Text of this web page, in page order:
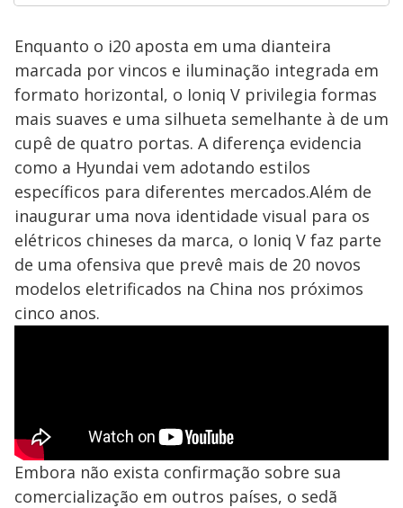
Enquanto o i20 aposta em uma dianteira
marcada por vincos e iluminação integrada em
formato horizontal, o Ioniq V privilegia formas
mais suaves e uma silhueta semelhante à de um
cupê de quatro portas. A diferença evidencia
como a Hyundai vem adotando estilos
específicos para diferentes mercados.Além de
inaugurar uma nova identidade visual para os
elétricos chineses da marca, o Ioniq V faz parte
de uma ofensiva que prevê mais de 20 novos
modelos eletrificados na China nos próximos
cinco anos.
Embora não exista confirmação sobre sua
comercialização em outros países, o sedã